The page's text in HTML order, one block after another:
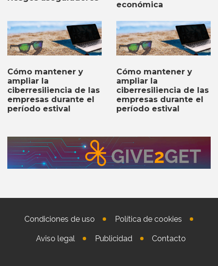
económica
Cómo mantener y
ampliar la
ciberresiliencia de las
empresas durante el
período estival
Cómo mantener y
ampliar la
ciberresiliencia de las
empresas durante el
período estival
Condiciones de uso Política de cookies
Aviso legal Publicidad Contacto